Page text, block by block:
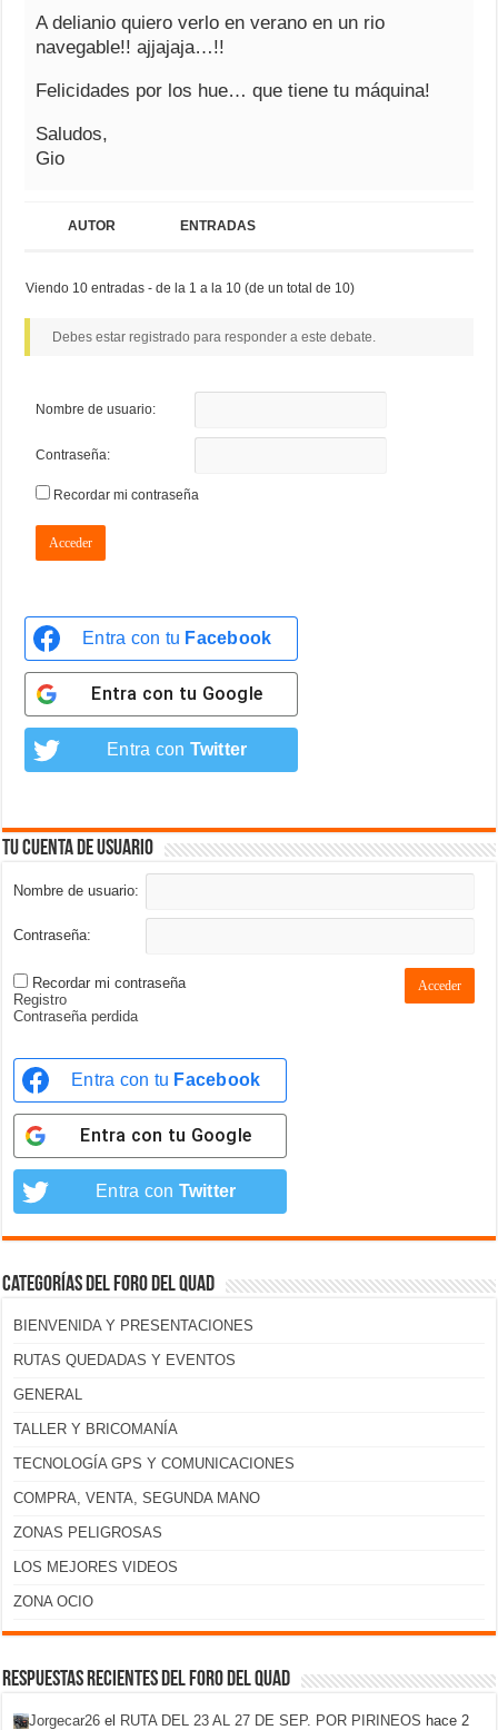
A delianio quiero verlo en verano en un rio
navegable!! ajjajaja…!!
Felicidades por los hue… que tiene tu máquina!
Saludos,
Gio
AUTOR ENTRADAS
Viendo 10 entradas - de la 1 a la 10 (de un total de 10)
Debes estar registrado para responder a este debate.
Nombre de usuario:
Contraseña:
Recordar mi contraseña
Acceder
Entra con tu Facebook
Entra con tu Google
Entra con Twitter
Tu cuenta de usuario
Nombre de usuario:
Contraseña:
Recordar mi contraseña Acceder
Registro
Contraseña perdida
Entra con tu Facebook
Entra con tu Google
Entra con Twitter
Categorías del foro del Quad
BIENVENIDA Y PRESENTACIONES
RUTAS QUEDADAS Y EVENTOS
GENERAL
TALLER Y BRICOMANÍA
TECNOLOGÍA GPS Y COMUNICACIONES
COMPRA, VENTA, SEGUNDA MANO
ZONAS PELIGROSAS
LOS MEJORES VIDEOS
ZONA OCIO
Respuestas recientes del foro del Quad
Jorgecar26 el RUTA DEL 23 AL 27 DE SEP. POR PIRINEOS hace 2